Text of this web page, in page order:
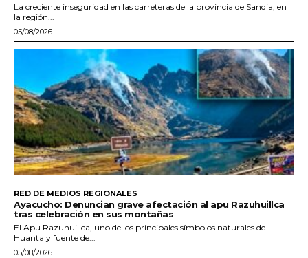
La creciente inseguridad en las carreteras de la provincia de Sandia, en
la región...
05/08/2026
RED DE MEDIOS REGIONALES
Ayacucho: Denuncian grave afectación al apu Razuhuillca
tras celebración en sus montañas
El Apu Razuhuillca, uno de los principales símbolos naturales de
Huanta y fuente de...
05/08/2026